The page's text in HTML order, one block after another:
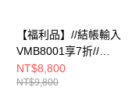
【福利品】//結帳輸入
VMB8001享7折//
Vermicular琺瑯鑄鐵鍋
19CM(深灰)
NT$8,800
NT$9,800